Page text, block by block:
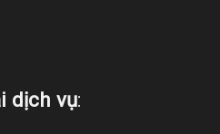
dịch vụ: